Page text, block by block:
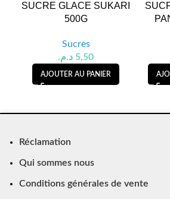
SUCRE GLACE SUKARI
500G
Sucres
5,50 د.م.
AJOUTER AU PANIER
Réclamation
Qui sommes nous
Conditions générales de vente